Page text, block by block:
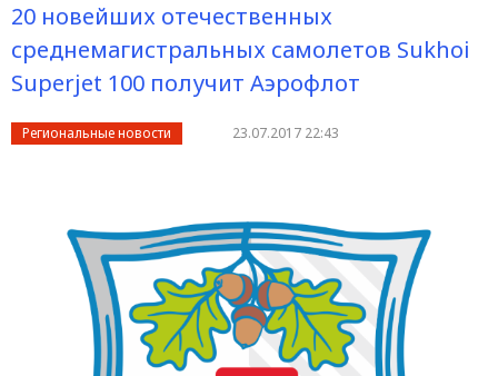
20 новейших отечественных
среднемагистральных самолетов Sukhoi
Superjet 100 получит Аэрофлот
Региональные новости 23.07.2017 22:43